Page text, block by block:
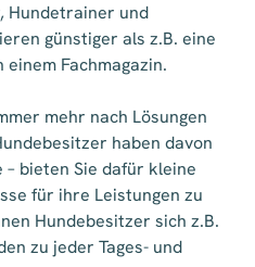
Hundetrainer und
günstiger als z.B. eine
Fachmagazin.
mehr nach Lösungen
haben davon
bieten Sie dafür kleine
für ihre Leistungen zu
Hundebesitzer sich z.B.
zu jeder Tages- und